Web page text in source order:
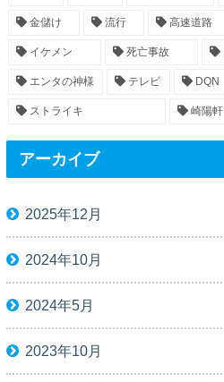
金儲け 流行 高速道路
イケメン 死亡事故
エンタの神様 テレビ DQN
ストライキ 崎陽軒
アーカイブ
2025年12月
2024年10月
2024年5月
2023年10月